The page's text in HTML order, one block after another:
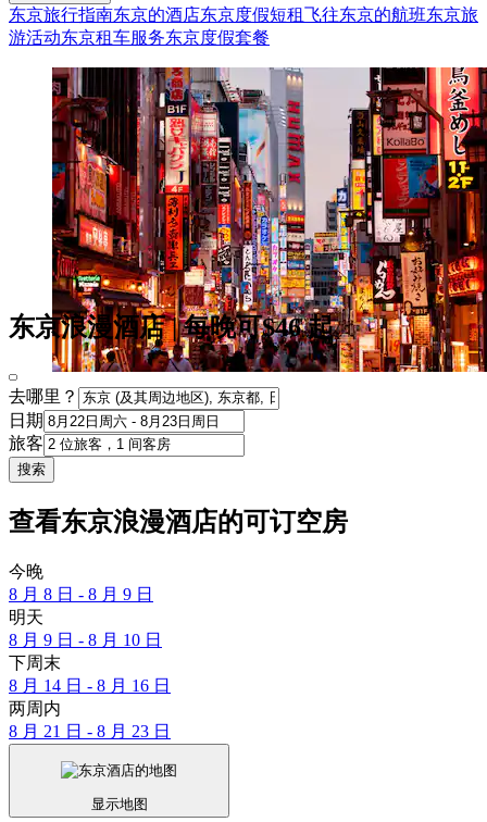
东京旅行指南东京的酒店东京度假短租飞往东京的航班东京旅
游活动东京租车服务东京度假套餐
东京浪漫酒店 | 每晚可$46 起
去哪里？
日期
旅客
搜索
查看东京浪漫酒店的可订空房
今晚
8 月 8 日 - 8 月 9 日
明天
8 月 9 日 - 8 月 10 日
下周末
8 月 14 日 - 8 月 16 日
两周内
8 月 21 日 - 8 月 23 日
显示地图